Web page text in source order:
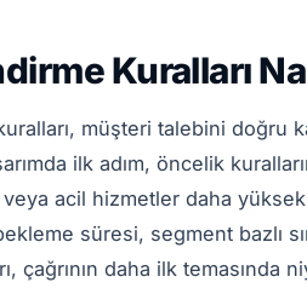
Kuralları
müşteri talebini doğru
ilk adım, öncelik
acil hizmetler daha
süresi, segment bazlı
çağrının daha ilk temasında